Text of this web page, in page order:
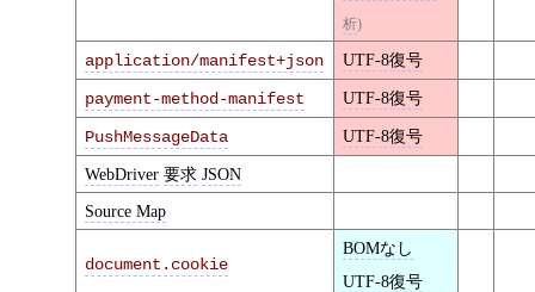
析)
application/manifest+json UTF-8復号
payment-method-manifest UTF-8復号
PushMessageData
UTF-8復号
WebDriver 要求 JSON
Source Map
document.cookie
BOMなし
UTF-8復号